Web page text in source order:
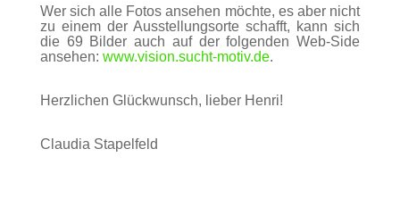
Wer sich alle Fotos ansehen möchte, es aber nicht
zu einem der Ausstellungsorte schafft, kann sich
die 69 Bilder auch auf der folgenden Web-Side
ansehen: www.vision.sucht-motiv.de.
Herzlichen Glückwunsch, lieber Henri!
Claudia Stapelfeld